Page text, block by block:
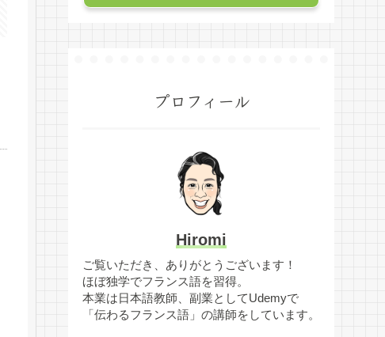
プロフィール
Hiromi
ご覧いただき、ありがとうございます！
ほぼ独学でフランス語を習得。
本業は日本語教師、副業としてUdemyで
「伝わるフランス語」の講師をしています。